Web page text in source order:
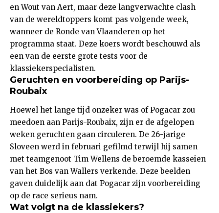
en Wout van Aert, maar deze langverwachte clash
van de wereldtoppers komt pas volgende week,
wanneer de Ronde van Vlaanderen op het
programma staat. Deze koers wordt beschouwd als
een van de eerste grote tests voor de
klassiekerspecialisten.
Geruchten en voorbereiding op Parijs-
Roubaix
Hoewel het lange tijd onzeker was of Pogacar zou
meedoen aan Parijs-Roubaix, zijn er de afgelopen
weken geruchten gaan circuleren. De 26-jarige
Sloveen werd in februari gefilmd terwijl hij samen
met teamgenoot Tim Wellens de beroemde kasseien
van het Bos van Wallers verkende. Deze beelden
gaven duidelijk aan dat Pogacar zijn voorbereiding
op de race serieus nam.
Wat volgt na de klassiekers?